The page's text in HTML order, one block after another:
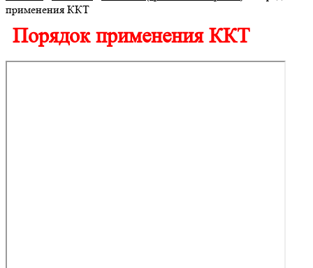
применения ККТ
Порядок применения ККТ